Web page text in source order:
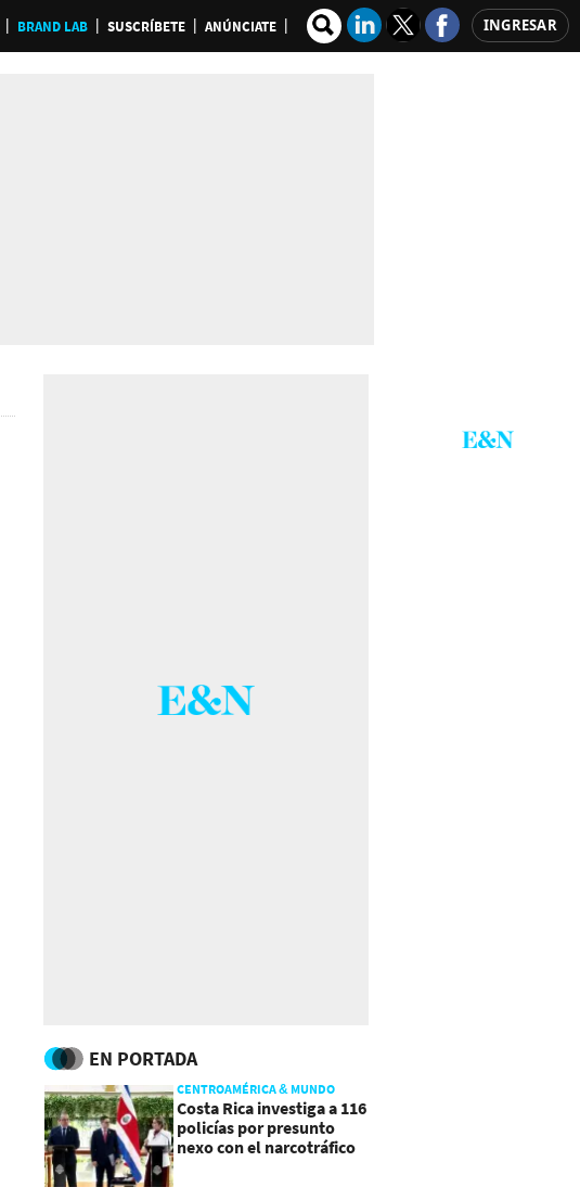
BRAND LAB SUSCRÍBETE ANÚNCIATE INGRESAR
EN PORTADA
CENTROAMÉRICA & MUNDO
Costa Rica investiga a 116
policías por presunto
nexo con el narcotráfico